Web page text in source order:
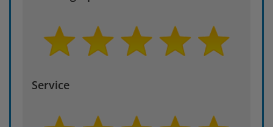
Service